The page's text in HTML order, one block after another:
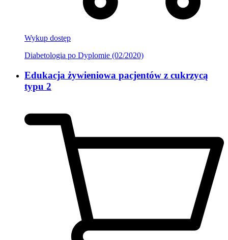
Wykup dostęp
Diabetologia po Dyplomie (02/2020)
Edukacja żywieniowa pacjentów z cukrzycą
typu 2